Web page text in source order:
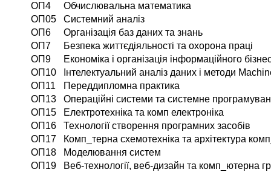
ОП4
Обчислювальна математика
ОП05
Системний аналіз
ОП6
Організація баз даних та знань
ОП7
Безпека життєдіяльності та охорона праці
ОП9
Економіка і організація інформаційного
ОП10
Інтелектуальний аналіз даних і методи
ОП11
Переддипломна практика
ОП13
Операційні системи та системне
ОП15
Електротехніка та комп електроніка
ОП16
Технології створення програмних засобів
ОП17
Комп_терна схемотехніка та архітектура
ОП18
Моделювання систем
ОП19
Веб-технології, веб-дизайн та комп_ютерна